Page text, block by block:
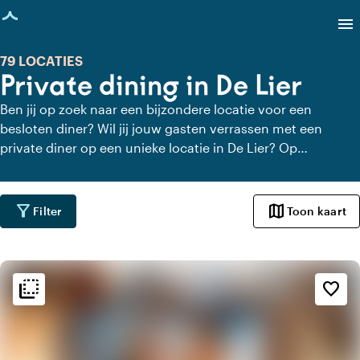
geladen
menu
Private dining in De Lier
79 LOCATIES
Ben jij op zoek naar een bijzondere locatie voor een
besloten diner? Wil jij jouw gasten verrassen met een
private diner op een unieke locatie in De Lier? Op
Lier waar je in alle rust kunt dineren. Bekijk alle private
dining locaties voor een heerlijk verzorgd private diner.
filter_alt Filter map Toon kaart
flip_to_back favorite_border
flip_to_back Sfeer en esthetiek
factory
Industrieel